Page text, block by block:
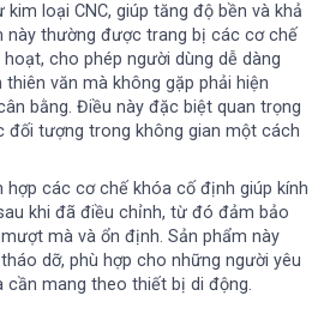
loại CNC, giúp tăng độ bền và khả
này thường được trang bị các cơ chế
cho phép người dùng dễ dàng
văn mà không gặp phải hiện
bằng. Điều này đặc biệt quan trọng
đối tượng trong không gian một cách
hợp các cơ chế khóa cố định giúp kính
khi đã điều chỉnh, từ đó đảm bảo
mà và ổn định. Sản phẩm này
dỡ, phù hợp cho những người yêu
cần mang theo thiết bị di động.